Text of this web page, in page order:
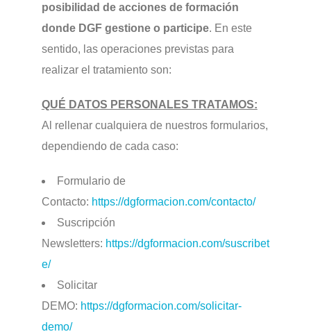
posibilidad de acciones de formación
donde DGF gestione o participe. En este
sentido, las operaciones previstas para
realizar el tratamiento son:
QUÉ DATOS PERSONALES TRATAMOS:
Al rellenar cualquiera de nuestros formularios,
dependiendo de cada caso:
Formulario de
Contacto: https://dgformacion.com/contacto/
Suscripción
Newsletters: https://dgformacion.com/suscribet
e/
Solicitar
DEMO: https://dgformacion.com/solicitar-
demo/